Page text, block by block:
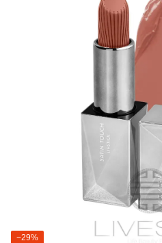
−29%